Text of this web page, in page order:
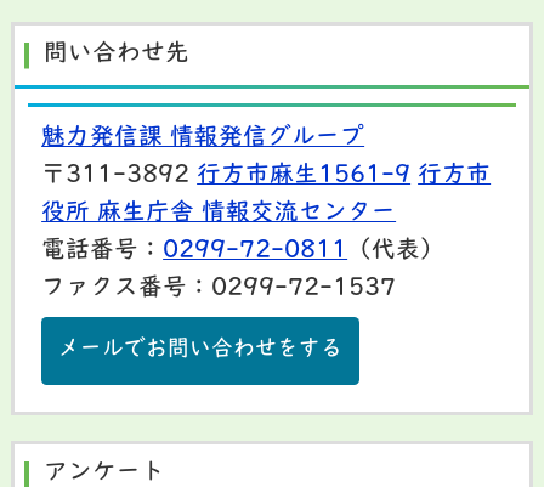
問い合わせ先
魅力発信課 情報発信グループ
〒311-3892 行方市麻生1561-9 行方市
役所 麻生庁舎 情報交流センター
電話番号： 0299-72-0811
（代表）
ファクス番号：0299-72-1537
メールでお問い合わせをする
アンケート